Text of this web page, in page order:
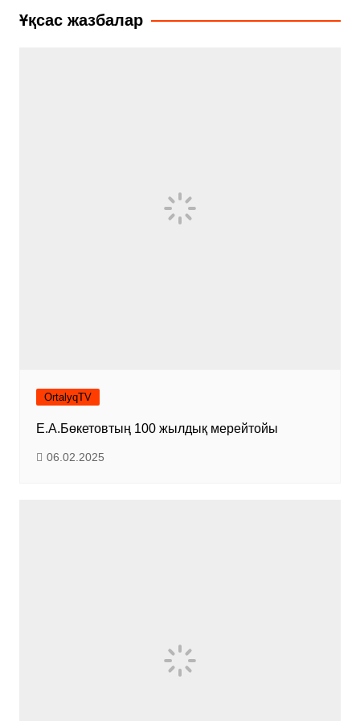
записям
Ұқсас жазбалар
OrtalyqTV
Е.А.Бөкетовтың 100 жылдық мерейтойы
06.02.2025